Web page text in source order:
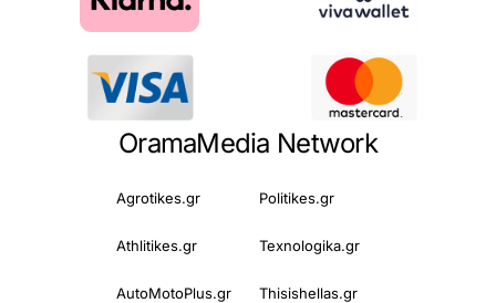
OramaMedia Network
Agrotikes.gr Politikes.gr
Athlitikes.gr Texnologika.gr
AutoMotoPlus.gr Thisishellas.gr